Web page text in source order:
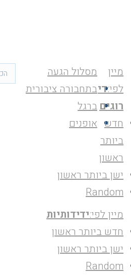
מסלול הגעה
בתחבורה ציבורית
ברגל
אופנים
מיין
לפי:די
רוגים
חדש
ביותר
ראשון
ישן ביותר ראשון
Random
מיין לפי:ידידותיות
חדש ביותר ראשון
ישן ביותר ראשון
Random